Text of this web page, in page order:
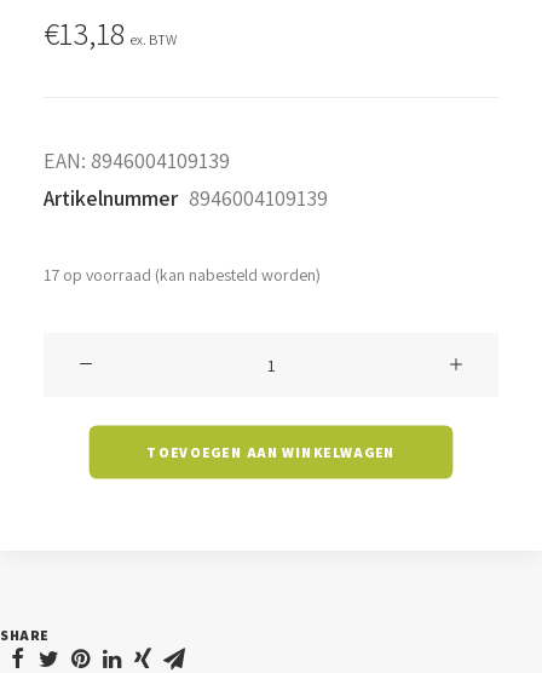
€13,18 ex. BTW
EAN: 8946004109139
Artikelnummer 8946004109139
17 op voorraad (kan nabesteld worden)
TOEVOEGEN AAN WINKELWAGEN
SHARE